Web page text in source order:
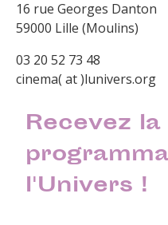
16 rue Georges Danton
59000 Lille (Moulins)
03 20 52 73 48
cinema( at )lunivers.org
Recevez la
l'Univers !